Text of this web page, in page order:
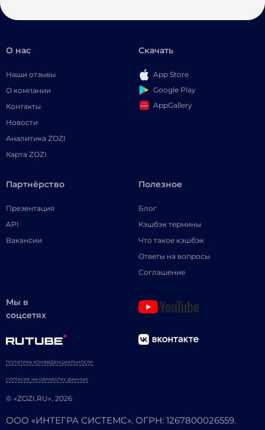
О нас
Наши отзывы
О компании
Контакты
Новости
Аналитика ZOZI
Карта ZOZI
Скачать
App Store
Google Play
AppGallery
Партнёрство
Презентация
API
Вакансии
Полезное
Блог
Кэшбэк термины
Что такое кэшбэк
Ответы на вопросы
Соглашение
Мы в
соцсетях
© «ZOZI.RU», 2026
ПОЛИТИКА КОНФИДЕНЦИАЛЬНОСТИ
СОГЛАСИЕ НА ОБРАБОТКУ ДАННЫХ
ООО «ИНТЕГРА СИСТЕМС». ОГРН: 1267800026559.